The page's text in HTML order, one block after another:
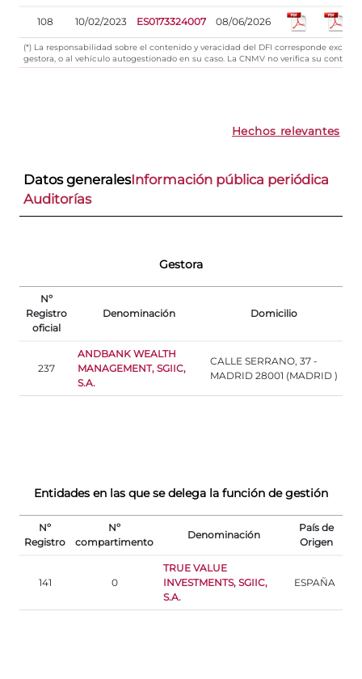
108 10/02/2023 ES0173324007 08/06/2026
(*) La responsabilidad sobre el contenido y veracidad del DFI corresponde
gestora, o al vehículo autogestionado en su caso. La CNMV no verifica su
Hechos relevantes
Datos generalesInformación pública periódica
Auditorías
Gestora
Nº
Registro
oficial
Denominación Domicilio
237
ANDBANK WEALTH
MANAGEMENT, SGIIC,
S.A.
CALLE SERRANO, 37 -
MADRID 28001 (MADRID )
Entidades en las que se delega la función de gestión
Nº
Registro
Nº
compartimento
Denominación
País de
Origen
141 0
TRUE VALUE
INVESTMENTS, SGIIC,
S.A.
ESPAÑA